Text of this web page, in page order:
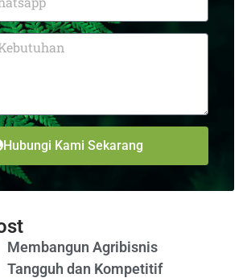
Hubungi Kami Sekarang
Membangun Agribisnis
Tangguh dan Kompetitif